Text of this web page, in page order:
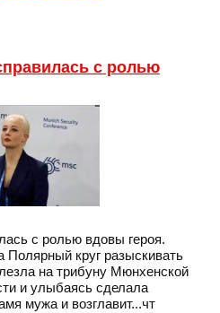
с ролью
с ролью вдовы героя.
Полярный круг разыскивать
на трибуну Мюнхенской
и улыбаясь сделала
мужа и возглавит...чт